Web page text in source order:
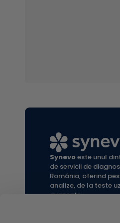
Synevoeste unul
de servicii de
România, oferind
analize, de la teste
avansate.